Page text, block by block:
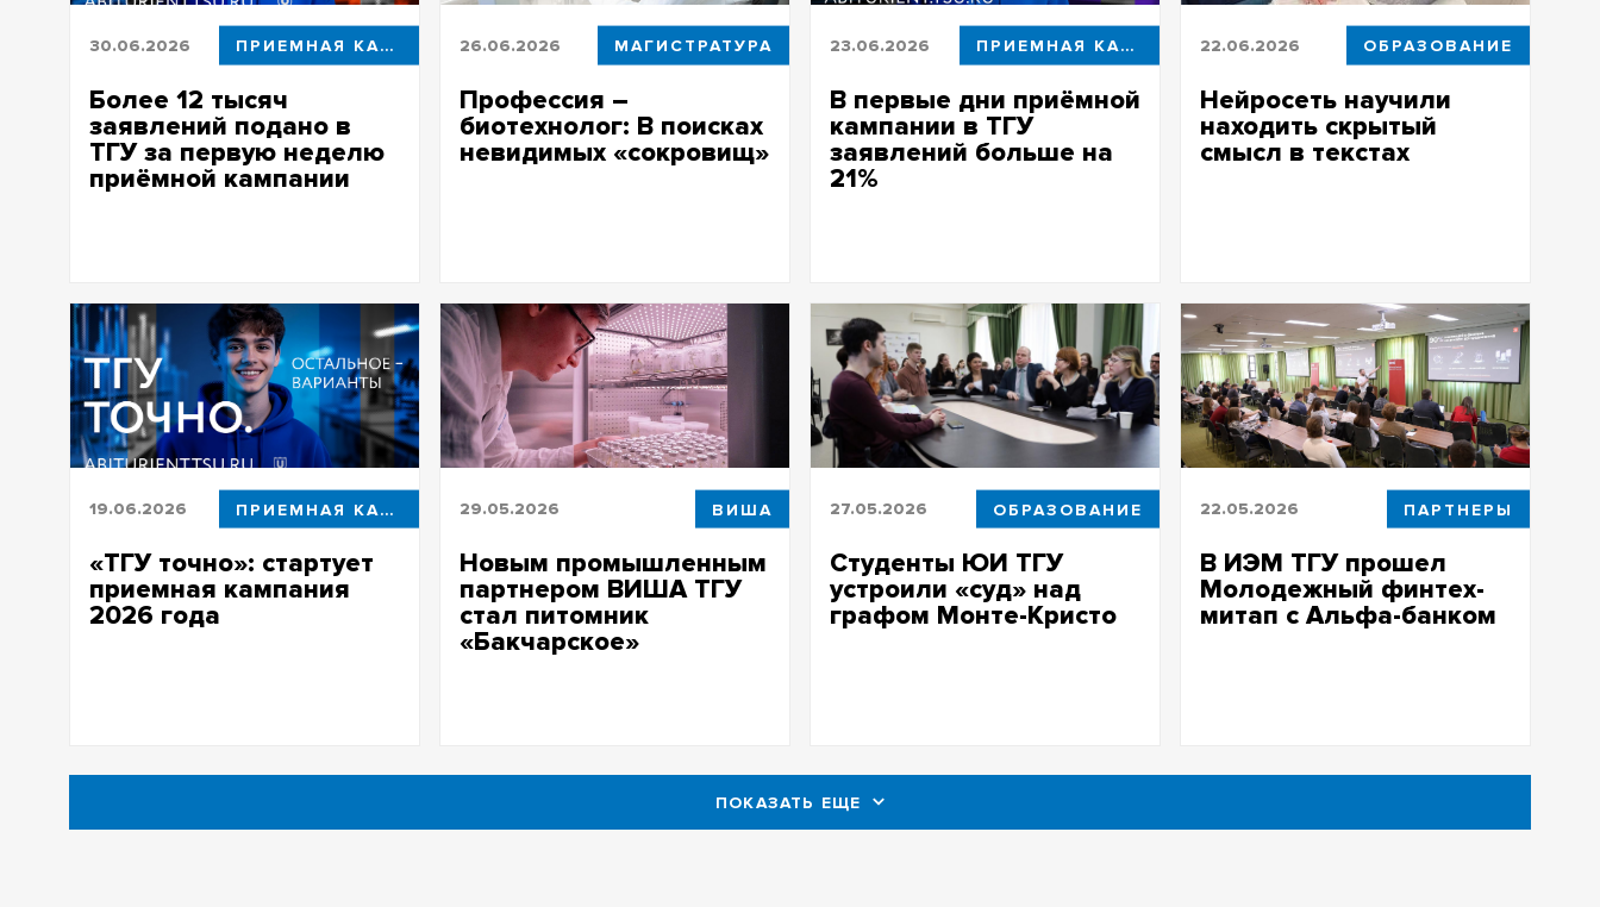
30.06.2026 ПРИЕМНАЯ КАМПАНИЯ
Более 12 тысяч
заявлений подано в
ТГУ за первую неделю
приёмной кампании
26.06.2026 МАГИСТРАТУРА
Профессия –
биотехнолог: В поисках
невидимых «сокровищ»
23.06.2026 ПРИЕМНАЯ КАМПАНИЯ
В первые дни приёмной
кампании в ТГУ
заявлений больше на
21%
22.06.2026 ОБРАЗОВАНИЕ
Нейросеть научили
находить скрытый
смысл в текстах
19.06.2026 ПРИЕМНАЯ КАМПАНИЯ
«ТГУ точно»: стартует
приемная кампания
2026 года
29.05.2026 ВИША
Новым промышленным
партнером ВИША ТГУ
стал питомник
«Бакчарское»
27.05.2026 ОБРАЗОВАНИЕ
Студенты ЮИ ТГУ
устроили «суд» над
графом Монте-Кристо
22.05.2026 ПАРТНЕРЫ
В ИЭМ ТГУ прошел
Молодежный финтех-
митап с Альфа-банком
ПОКАЗАТЬ ЕЩЕ